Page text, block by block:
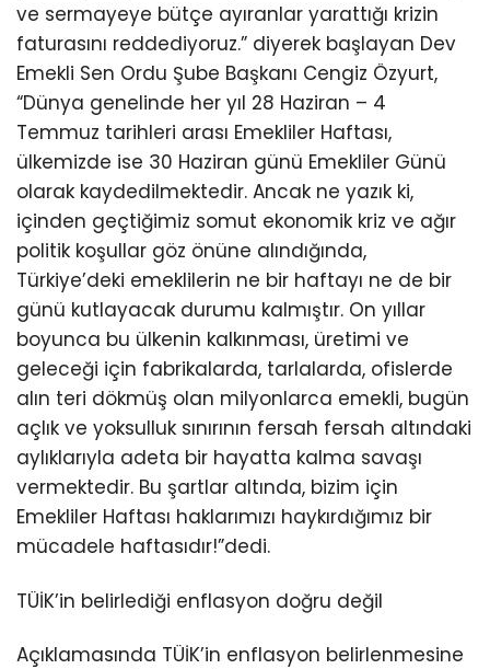
ve sermayeye bütçe ayıranlar yarattığı krizin
faturasını reddediyoruz.” diyerek başlayan Dev
Emekli Sen Ordu Şube Başkanı Cengiz Özyurt,
“Dünya genelinde her yıl 28 Haziran – 4
Temmuz tarihleri arası Emekliler Haftası,
ülkemizde ise 30 Haziran günü Emekliler Günü
olarak kaydedilmektedir. Ancak ne yazık ki,
içinden geçtiğimiz somut ekonomik kriz ve ağır
politik koşullar göz önüne alındığında,
Türkiye’deki emeklilerin ne bir haftayı ne de bir
günü kutlayacak durumu kalmıştır. On yıllar
boyunca bu ülkenin kalkınması, üretimi ve
geleceği için fabrikalarda, tarlalarda, ofislerde
alın teri dökmüş olan milyonlarca emekli, bugün
açlık ve yoksulluk sınırının fersah fersah altındaki
aylıklarıyla adeta bir hayatta kalma savaşı
vermektedir. Bu şartlar altında, bizim için
Emekliler Haftası haklarımızı haykırdığımız bir
mücadele haftasıdır!”dedi.
TÜİK’in belirlediği enflasyon doğru değil
Açıklamasında TÜİK’in enflasyon belirlenmesine